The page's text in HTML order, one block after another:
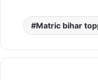
Matric bihar